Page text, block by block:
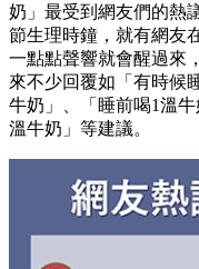
奶」最受到網友們的熱
節生理時鐘，就有網友
一點點聲響就會醒過來
來不少回覆如「有時候
牛奶」、「睡前喝1溫
溫牛奶」等建議。